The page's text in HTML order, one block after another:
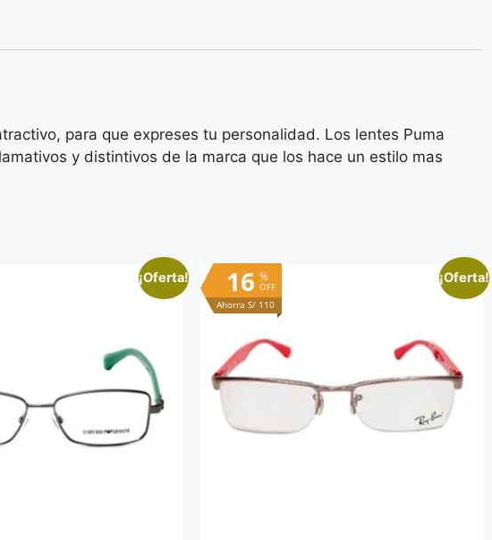
para que expreses tu personalidad. Los lentes Puma
y distintivos de la marca que los hace un estilo mas
¡Oferta! ¡Oferta!
%
OFF
16
Ahorra S/ 110